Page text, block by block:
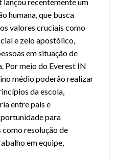
humana, que busca
valores cruciais como
e zelo apostólico,
em situação de
Por meio do Everest IN
médio poderão realizar
da escola,
entre pais e
para
resolução de
em equipe,